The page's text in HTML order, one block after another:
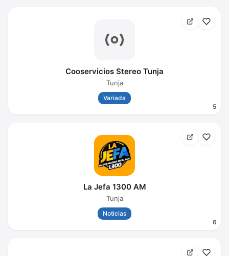
5
Cooservicios Stereo Tunja
Tunja
Variada
6
La Jefa 1300 AM
Tunja
Noticias